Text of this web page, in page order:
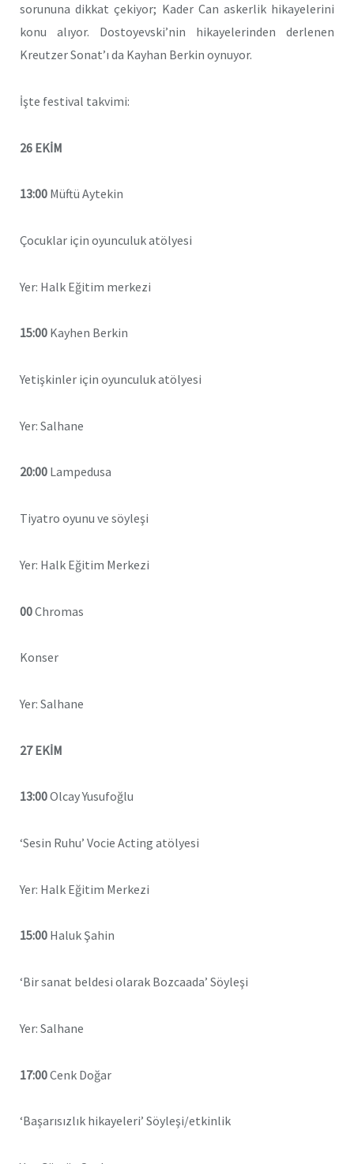
sorununa dikkat çekiyor; Kader Can askerlik hikayelerini
konu alıyor. Dostoyevski’nin hikayelerinden derlenen
Kreutzer Sonat’ı da Kayhan Berkin oynuyor.
İşte festival takvimi:
26 EKİM
13:00 Müftü Aytekin
Çocuklar için oyunculuk atölyesi
Yer: Halk Eğitim merkezi
15:00 Kayhen Berkin
Yetişkinler için oyunculuk atölyesi
Yer: Salhane
20:00 Lampedusa
Tiyatro oyunu ve söyleşi
Yer: Halk Eğitim Merkezi
00Chromas
Konser
Yer: Salhane
27 EKİM
13:00Olcay Yusufoğlu
‘Sesin Ruhu’ Vocie Acting atölyesi
Yer: Halk Eğitim Merkezi
15:00 Haluk Şahin
‘Bir sanat beldesi olarak Bozcaada’ Söyleşi
Yer: Salhane
17:00Cenk Doğar
‘Başarısızlık hikayeleri’ Söyleşi/etkinlik